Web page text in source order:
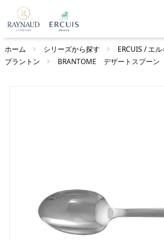
ホーム シリーズから探す ERCUIS / エ
ブラントン
BRANTOME デザートスプーン